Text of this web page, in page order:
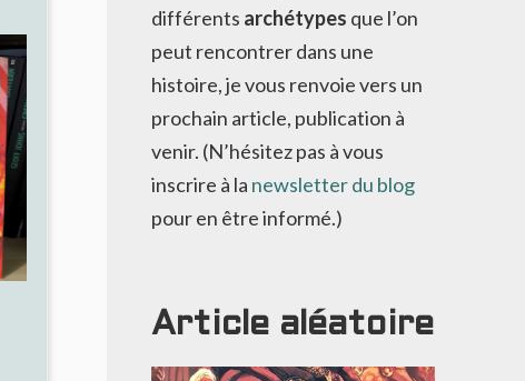
différents archétypes que l’on
peut rencontrer dans une
histoire, je vous renvoie vers un
prochain article, publication à
venir. (N’hésitez pas à vous
inscrire à la newsletter du blog
pour en être informé.)
Article aléatoire